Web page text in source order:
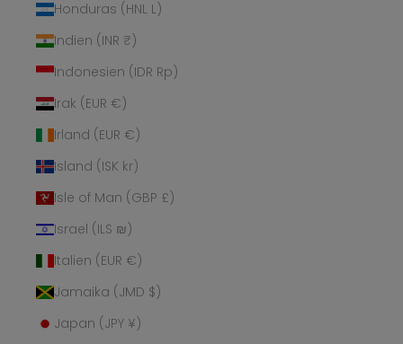
Honduras (HNL L)
Indien (INR ₹)
Indonesien (IDR Rp)
Irak (EUR €)
Irland (EUR €)
Island (ISK kr)
Isle of Man (GBP £)
Israel (ILS ₪)
Italien (EUR €)
Jamaika (JMD $)
Japan (JPY ¥)